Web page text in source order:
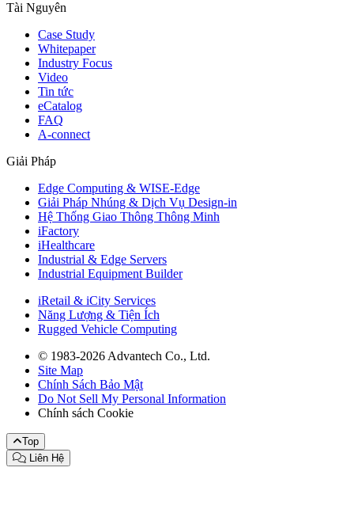
Tài Nguyên
Case Study
Whitepaper
Industry Focus
Video
Tin tức
eCatalog
FAQ
A-connect
Giải Pháp
Edge Computing & WISE-Edge
Giải Pháp Nhúng & Dịch Vụ Design-in
Hệ Thống Giao Thông Thông Minh
iFactory
iHealthcare
Industrial & Edge Servers
Industrial Equipment Builder
iRetail & iCity Services
Năng Lượng & Tiện Ích
Rugged Vehicle Computing
© 1983-2026 Advantech Co., Ltd.
Site Map
Chính Sách Bảo Mật
Do Not Sell My Personal Information
Chính sách Cookie
Top
Liên Hệ